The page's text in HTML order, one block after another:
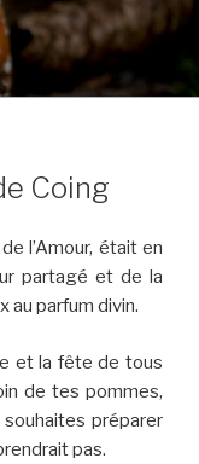
Coing
l’Amour, était en
partagé et de la
au parfum divin.
et la fête de tous
de tes pommes,
préparer
pas.